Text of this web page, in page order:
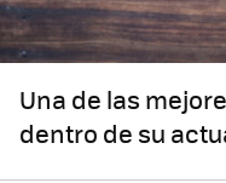
Una de las
dentro de su